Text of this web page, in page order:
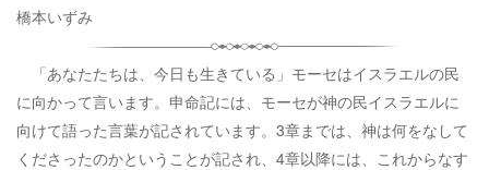
橋本いずみ
「あなたたちは、今日も生きている」モーセはイスラエルの民
に向かって言います。申命記には、モーセが神の民イスラエルに
向けて語った言葉が記されています。3章までは、神は何をなして
くださったのかということが記され、4章以降には、これからなす